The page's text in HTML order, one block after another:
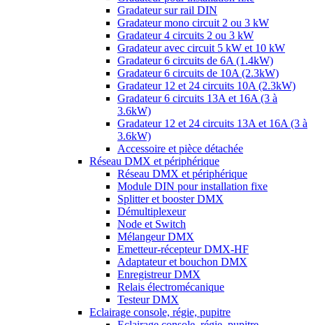
Gradateur sur rail DIN
Gradateur mono circuit 2 ou 3 kW
Gradateur 4 circuits 2 ou 3 kW
Gradateur avec circuit 5 kW et 10 kW
Gradateur 6 circuits de 6A (1.4kW)
Gradateur 6 circuits de 10A (2.3kW)
Gradateur 12 et 24 circuits 10A (2.3kW)
Gradateur 6 circuits 13A et 16A (3 à
3.6kW)
Gradateur 12 et 24 circuits 13A et 16A (3 à
3.6kW)
Accessoire et pièce détachée
Réseau DMX et périphérique
Réseau DMX et périphérique
Module DIN pour installation fixe
Splitter et booster DMX
Démultiplexeur
Node et Switch
Mélangeur DMX
Emetteur-récepteur DMX-HF
Adaptateur et bouchon DMX
Enregistreur DMX
Relais électromécanique
Testeur DMX
Eclairage console, régie, pupitre